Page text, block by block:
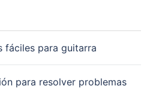
fáciles para guitarra
para resolver problemas